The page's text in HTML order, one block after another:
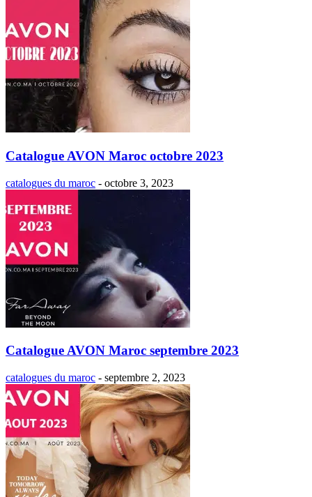
Catalogue AVON Maroc octobre 2023
catalogues du maroc - octobre 3, 2023
Catalogue AVON Maroc septembre 2023
catalogues du maroc - septembre 2, 2023